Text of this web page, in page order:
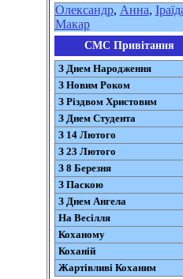
Олександр, Анна,
Макар
СМС Привітання
З Днем Народження
З Новим Роком
З Різдвом Христовим
З Днем Студента
З 14 Лютого
З 23 Лютого
З 8 Березня
З Паскою
З Днем Ангела
На Весілля
Коханому
Коханій
Жартівливі Коханим